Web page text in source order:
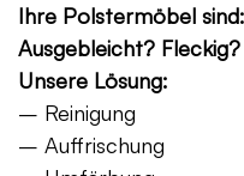
Ihre Polstermöbel sind:
Ausgebleicht?
Unsere Lösung:
– Reinigung
– Auffrischung